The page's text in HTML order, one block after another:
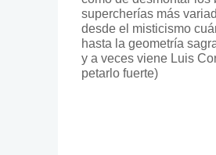
supercherías más
desde el misticismo
hasta la geometría
y a veces viene Luis
petarlo fuerte)